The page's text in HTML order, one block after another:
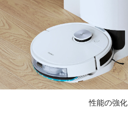
性能の強化